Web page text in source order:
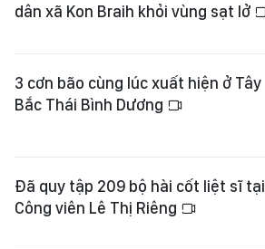
dân xã Kon Braih khỏi vùng sạt lở
3 cơn bão cùng lúc xuất hiện ở Tây
Bắc Thái Bình Dương
Đã quy tập 209 bộ hài cốt liệt sĩ tại
Công viên Lê Thị Riêng